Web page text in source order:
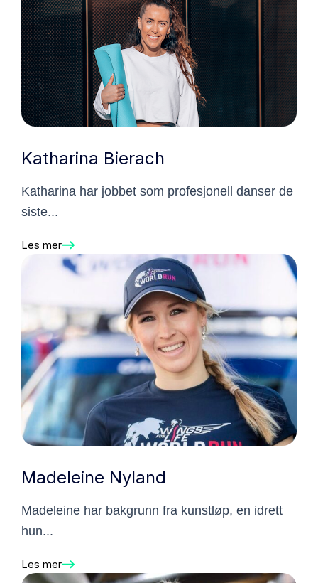
Katharina Bierach
Katharina har jobbet som profesjonell danser de
siste...
Les mer
Madeleine Nyland
Madeleine har bakgrunn fra kunstløp, en idrett
hun...
Les mer